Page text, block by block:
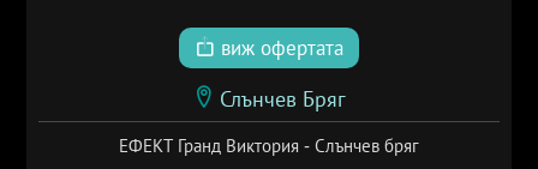
виж офертата
Слънчев Бряг
ЕФЕКТ Гранд Виктория - Слънчев бряг